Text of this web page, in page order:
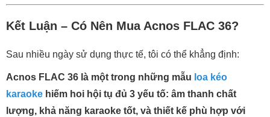
Kết Luận – Có Nên Mua Acnos FLAC 36?
Sau nhiều ngày sử dụng thực tế, tôi có thể khẳng định:
Acnos FLAC 36 là một trong những mẫu loa kéo
karaoke hiếm hoi hội tụ đủ 3 yếu tố: âm thanh chất
lượng, khả năng karaoke tốt, và thiết kế phù hợp với